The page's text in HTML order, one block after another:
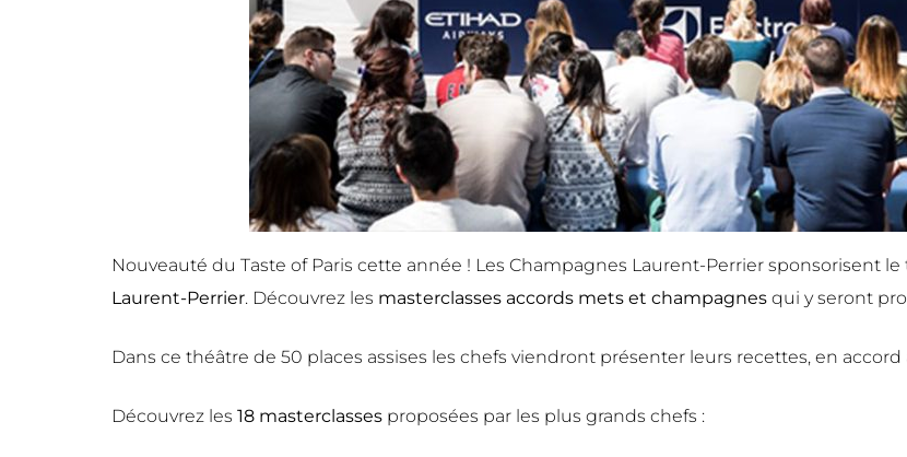
Nouveauté du Taste of Paris cette année ! Les Champagnes Laurent-Perrier sponsorisent
Laurent-Perrier. Découvrez les masterclasses accords mets et champagnes qui y seront
Dans ce théâtre de 50 places assises les chefs viendront présenter leurs recettes, en
Découvrez les 18 masterclasses proposées par les plus grands chefs :